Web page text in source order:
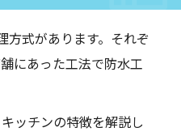
方式があります。それぞ
にあった工法で防水工
ッチンの特徴を解説し